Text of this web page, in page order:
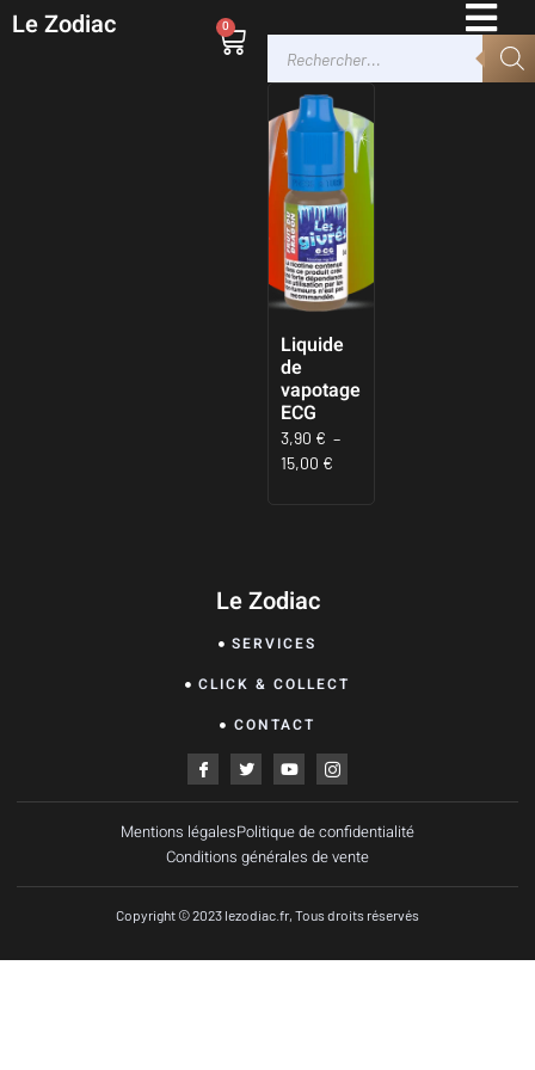
Le Zodiac 0
Liquide
de
vapotage
ECG
3,90 € –
15,00 €
Le Zodiac
SERVICES
CLICK & COLLECT
CONTACT
Mentions légalesPolitique de confidentialité
Conditions générales de vente
Copyright © 2023 lezodiac.fr, Tous droits réservés